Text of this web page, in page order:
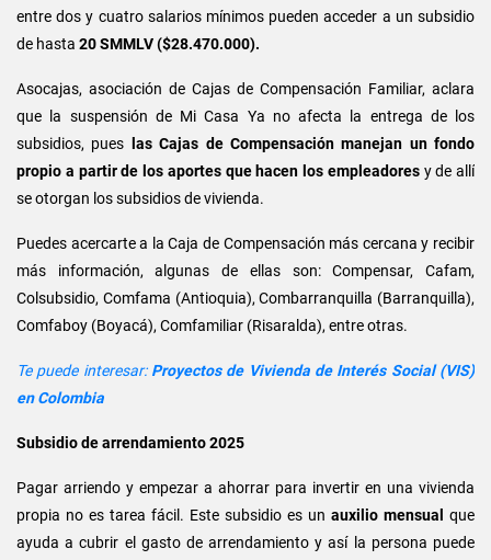
entre dos y cuatro salarios mínimos pueden acceder a un subsidio
de hasta 20 SMMLV ($28.470.000).
Asocajas, asociación de Cajas de Compensación Familiar, aclara
que la suspensión de Mi Casa Ya no afecta la entrega de los
subsidios, pues
las Cajas de Compensación manejan un fondo
propio a partir de los aportes que hacen los empleadoresy de allí
se otorgan los subsidios de vivienda.
Puedes acercarte a la Caja de Compensación más cercana y recibir
más información, algunas de ellas son: Compensar, Cafam,
Colsubsidio, Comfama (Antioquia), Combarranquilla (Barranquilla),
Comfaboy (Boyacá), Comfamiliar (Risaralda), entre otras.
Te puede interesar: Proyectos de Vivienda de Interés Social (VIS)
en Colombia
Subsidio de arrendamiento 2025
Pagar arriendo y empezar a ahorrar para invertir en una vivienda
propia no es tarea fácil. Este subsidio es un auxilio mensual que
ayuda a cubrir el gasto de arrendamiento y así la persona puede